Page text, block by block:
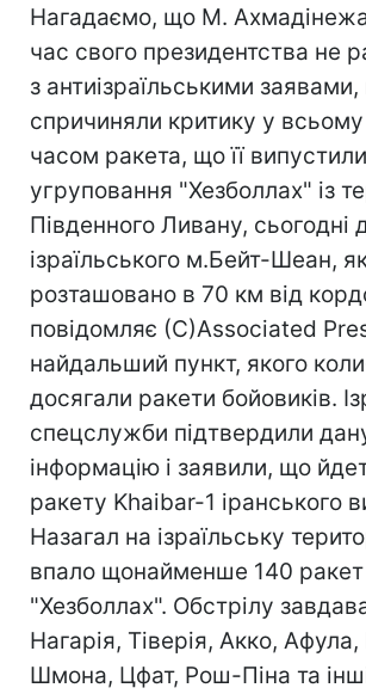
Нагадаємо, що М.
час свого президентства не
з антиізраїльськими
спричиняли критику у всьому
часом ракета, що її
угруповання "Хезболлах" із
Південного Ливану, сьогодні
ізраїльського м.Бейт-Шеан,
розташовано в 70 км від
повідомляє (С)Associated
найдальший пункт, якого
досягали ракети бойовиків.
спецслужби підтвердили
інформацію і заявили, що
ракету Khaibar-1 іранського
Назагал на ізраїльську
впало щонайменше 140 ракет
"Хезболлах". Обстрілу
Нагарія, Тіверія, Акко,
Шмона, Цфат, Рош-Піна та